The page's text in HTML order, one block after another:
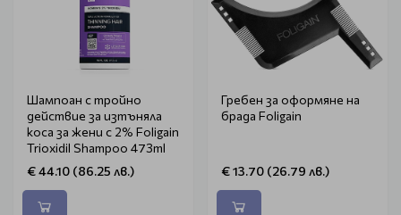
Шампоан с тройно
действие за изтъняла
коса за жени с 2% Foligain
Trioxidil Shampoo 473ml
€ 44.10 (86.25 лв.)
Гребен за оформяне на
брада Foligain
€ 13.70 (26.79 лв.)